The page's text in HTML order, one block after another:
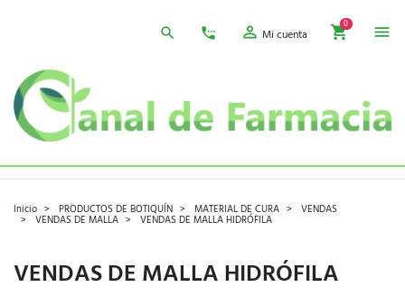
Mi cuenta
0
Inicio PRODUCTOS DE BOTIQUÍN MATERIAL DE CURA VENDAS
VENDAS DE MALLA VENDAS DE MALLA HIDRÓFILA
VENDAS DE MALLA HIDRÓFILA